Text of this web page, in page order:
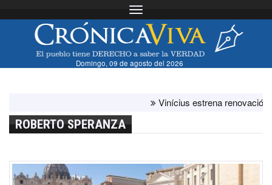
Toggle navigation
Domingo, 09 de agosto del 2026
Vinícius estrena renovación con
ROBERTO SPERANZA